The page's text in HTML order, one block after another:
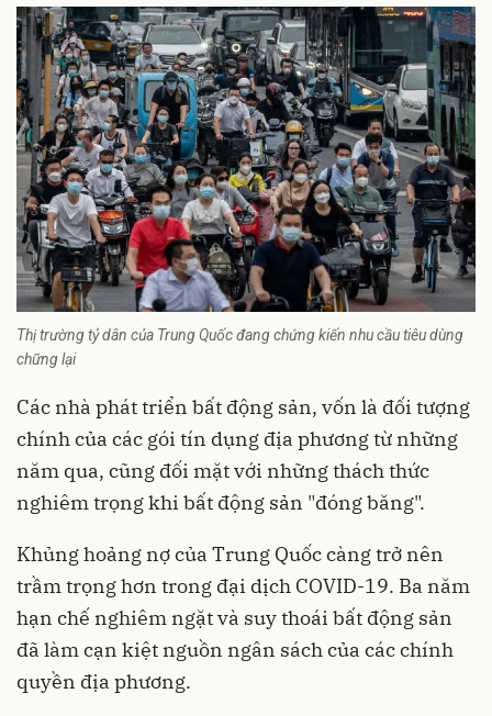
Thị trường tỷ dân của Trung Quốc đang chứng kiến nhu cầu tiêu dùng
chững lại
Các nhà phát triển bất động sản, vốn là đối tượng
chính của các gói tín dụng địa phương từ những
năm qua, cũng đối mặt với những thách thức
nghiêm trọng khi bất động sản "đóng băng".
Khủng hoảng nợ của Trung Quốc càng trở nên
trầm trọng hơn trong đại dịch COVID-19. Ba năm
hạn chế nghiêm ngặt và suy thoái bất động sản
đã làm cạn kiệt nguồn ngân sách của các chính
quyền địa phương.